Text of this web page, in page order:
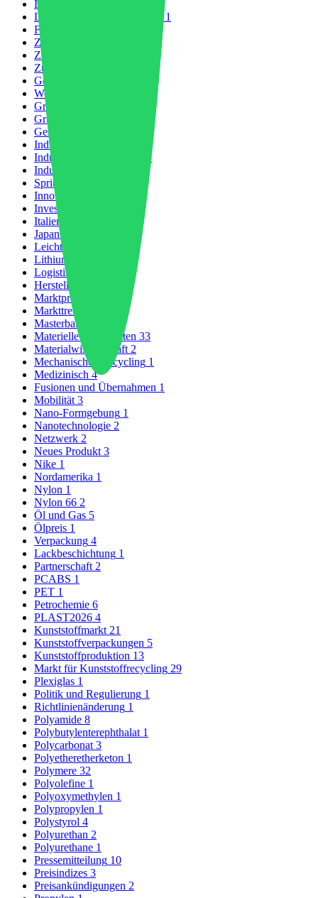
Lebensmittelverpackung
Lebensmittelverschwendung
1
Fußbekleidung
Zukunft der Logistik
Zukunft der Mobilität
Zukunft des Wassers
Geopolitik
Weltwirtschaft
Grüne Wirtschaft
Grüne Technologie
Gesundheitspflege
Indien
Industrielles Wachstum
13
Industriepolitik
Spritzguss
Innovation
Investitionen
Italien
Japan
Leichtbau
Lithiumbatterie
Logistik
Herstellung
Marktprognose
Markttrends
Masterbatch
Materielle Nachrichten 33
Materialwissenschaft 2
Mechanisches Recycling 1
Medizinisch 4
Fusionen und Übernahmen 1
Mobilität 3
Nano-Formgebung 1
Nanotechnologie 2
Netzwerk 2
Neues Produkt 3
Nike 1
Nordamerika 1
Nylon 1
Nylon 66 2
Öl und Gas 5
Ölpreis 1
Verpackung 4
Lackbeschichtung 1
Partnerschaft 2
PCABS 1
PET 1
Petrochemie 6
PLAST2026 4
Kunststoffmarkt 21
Kunststoffverpackungen 5
Kunststoffproduktion 13
Markt für Kunststoffrecycling 29
Plexiglas 1
Politik und Regulierung 1
Richtlinienänderung 1
Polyamide 8
Polybutylenterephthalat 1
Polycarbonat 3
Polyetheretherketon 1
Polymere 32
Polyolefine 1
Polyoxymethylen 1
Polypropylen 1
Polystyrol 4
Polyurethan 2
Polyurethane 1
Pressemitteilung 10
Preisindizes 3
Preisankündigungen 2